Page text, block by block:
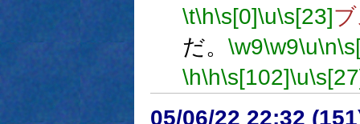
\t\h\s[0]\u\s[23]
だ。 \w9\w9\u\n
\h\h\s[102]\u
05/06/22 22:32